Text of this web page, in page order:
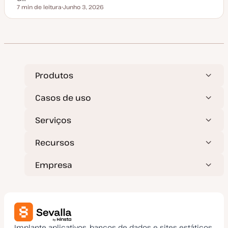
ã
Tempo de leitura
7 min de leitura
a
a
l
a
o
Junho 3, 2026
Produtos
Casos de uso
Serviços
Recursos
Empresa